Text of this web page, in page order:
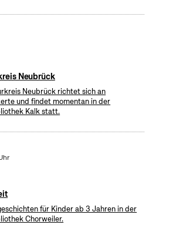
Neubrück
Neubrück richtet sich an
und findet momentan in der
Kalk statt.
für Kinder ab 3 Jahren in der
Chorweiler.